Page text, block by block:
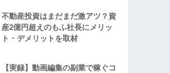
不動産投資はまだまだ激アツ？資
産2億円超えのもふ社長にメリッ
ト・デメリットを取材
【実録】動画編集の副業で稼ぐコ